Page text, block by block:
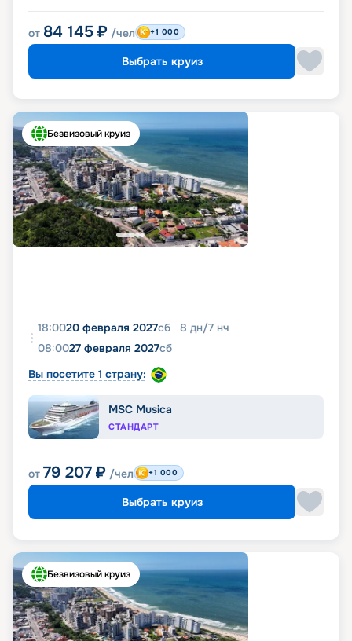
от 84 145 ₽ /чел +1 000
Выбрать круиз
Безвизовый круиз
18:0020 февраля 2027сб 8 дн/7 нч
08:0027 февраля 2027сб
Вы посетите 1 страну:
MSC Musica
СТАНДАРТ
от 79 207 ₽ /чел +1 000
Выбрать круиз
Безвизовый круиз